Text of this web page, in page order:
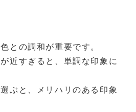
との調和が重要です。
近すぎると、単調な印象に
ぶと、メリハリのある印象